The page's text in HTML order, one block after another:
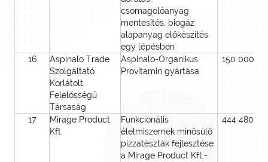
csomagolóanyag
mentesítés, biogáz
alapanyag előkészítés
egy lépésben
16
Aspinalo Trade
Szolgáltató
Korlátolt
Felelősségű
Társaság
Aspinalo-Organikus
Provitamin gyártása
150 000
17
Mirage Product
Kft.
Funkcionális
élelmiszernek minősülő
pizzatészták fejlesztése
a Mirage Product Kft.-
444 480